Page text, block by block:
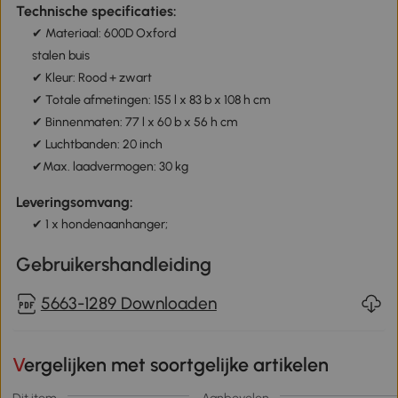
Technische specificaties:
✔ Materiaal: 600D Oxford
stalen buis
✔ Kleur: Rood + zwart
✔ Totale afmetingen: 155 l x 83 b x 108 h cm
✔ Binnenmaten: 77 l x 60 b x 56 h cm
✔ Luchtbanden: 20 inch
✔Max. laadvermogen: 30 kg
Leveringsomvang:
✔ 1 x hondenaanhanger;
Gebruikershandleiding
5663-1289 Downloaden
Vergelijken met soortgelijke artikelen